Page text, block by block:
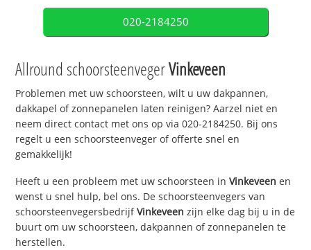
020-2184250
Allround schoorsteenvegerVinkeveen
Problemen met uw schoorsteen, wilt u uw dakpannen,
dakkapel of zonnepanelen laten reinigen? Aarzel niet en
neem direct contact met ons op via 020-2184250. Bij ons
regelt u een schoorsteenveger of offerte snel en
gemakkelijk!
Heeft u een probleem met uw schoorsteen inVinkeveen en
wenst u snel hulp, bel ons. De schoorsteenvegers van
schoorsteenvegersbedrijfVinkeveen zijn elke dag bij u in de
buurt om uw schoorsteen, dakpannen of zonnepanelen te
herstellen.